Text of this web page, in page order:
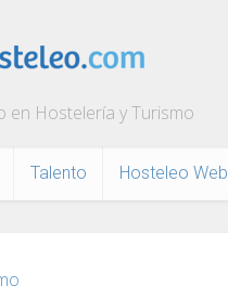
en Hostelería y Turismo
Talento Hosteleo Web